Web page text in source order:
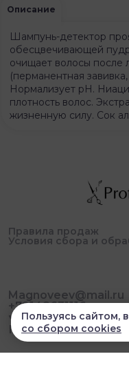
Описание
Шампунь-детектор
обесцвечивающей
очищает волосы после
(перманентная
Нормализует pH.
плотность волос.
жизненную силу. Сок
Правила продаж
Условия сбора и
Magnoveev@mail.ru
+79148631116
Понедельник-
Пользуясь сайтом,
со сбором cookies